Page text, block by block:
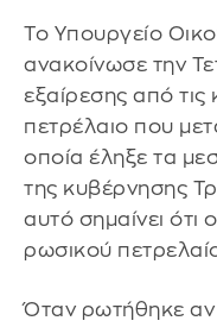
Το Υπουργείο
ανακοίνωσε την
εξαίρεσης από
πετρέλαιο που
οποία έληξε τα
της κυβέρνησης
αυτό σημαίνει ότι
ρωσικού
Όταν ρωτήθηκε αν